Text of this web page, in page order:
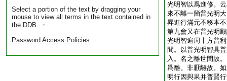
Select a portion of the text by dragging your
mouse to view all terms in the text contained in
the DDB. ・
Password Access Policies
光明智以爲進修。
來不離一箇普光明
昇進行滿元不移本
第九會又在普光明
光明智遍周十方普
間。以普光明智具
入。名之離世間故
爲離。非厭離故。
明行因與果并普賢